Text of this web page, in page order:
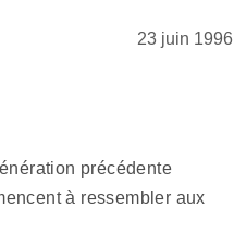
23 juin 1996
précédente
à ressembler aux